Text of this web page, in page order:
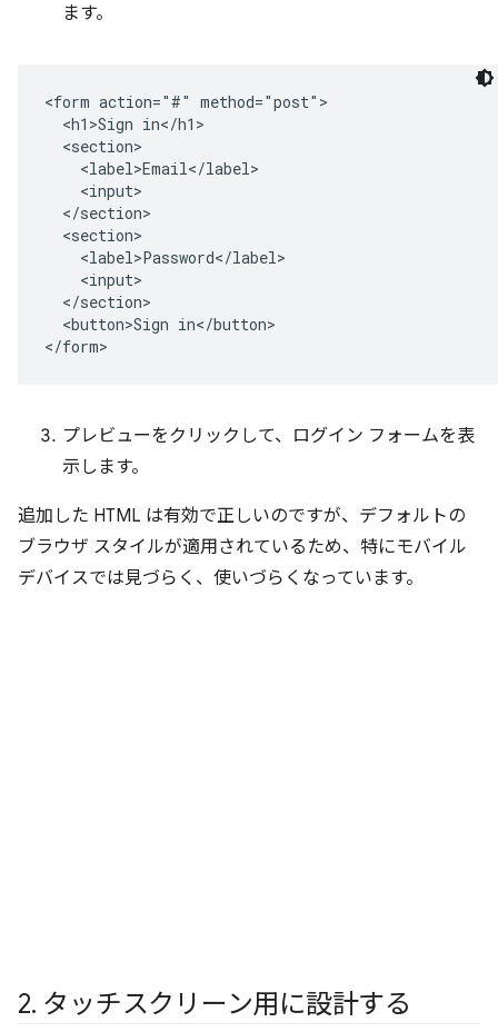
ます。
<form action="#" method="post">
  <h1>Sign in</h1>
  <section>
    <label>Email</label>
    <input>
  </section>
  <section>
    <label>Password</label>
    <input>
  </section>
  <button>Sign in</button>
プレビューをクリックして、ログイン フォームを表
示します。
追加した HTML は有効で正しいのですが、デフォルトの
ブラウザ スタイルが適用されているため、特にモバイル
デバイスでは見づらく、使いづらくなっています。
2. タッチスクリーン用に設計する